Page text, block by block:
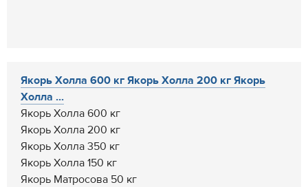
Якорь Холла 600 кг Якорь Холла 200 кг Якорь
Холла ...
Якорь Холла 600 кг
Якорь Холла 200 кг
Якорь Холла 350 кг
Якорь Холла 150 кг
Якорь Матросова 50 кг